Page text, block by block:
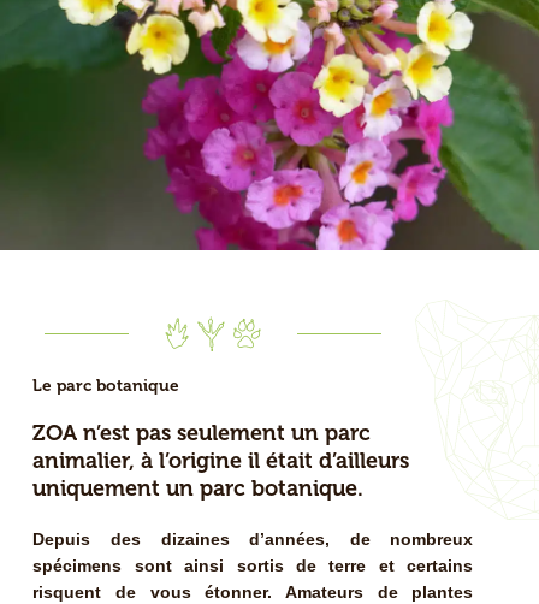
Le parc botanique
ZOA n’est pas seulement un parc
animalier, à l’origine il était d’ailleurs
uniquement un parc botanique.
Depuis des dizaines d’années, de nombreux
spécimens sont ainsi sortis de terre et certains
risquent de vous étonner. Amateurs de plantes